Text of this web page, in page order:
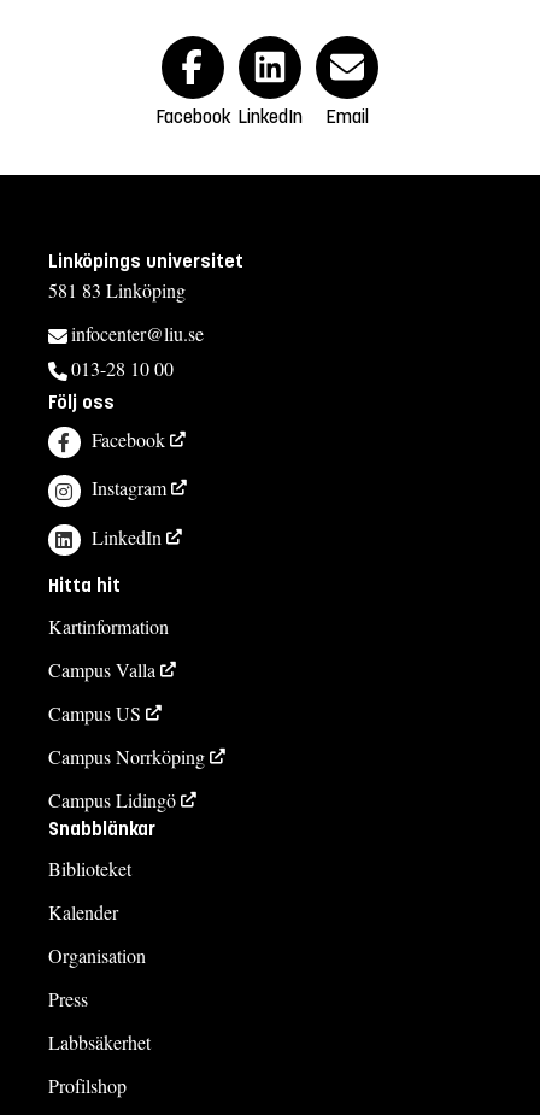
Facebook LinkedIn Email
Linköpings universitet
581 83 Linköping
infocenter@liu.se
013-28 10 00
Följ oss
Facebook
Instagram
LinkedIn
Hitta hit
Kartinformation
Campus Valla
Campus US
Campus Norrköping
Campus Lidingö
Snabblänkar
Biblioteket
Kalender
Organisation
Press
Labbsäkerhet
Profilshop